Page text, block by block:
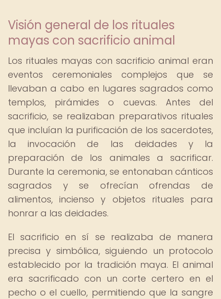
Visión general de los rituales
mayas con sacrificio animal
Los rituales mayas con sacrificio animal eran
eventos ceremoniales complejos que se
llevaban a cabo en lugares sagrados como
templos, pirámides o cuevas. Antes del
sacrificio, se realizaban preparativos rituales
que incluían la purificación de los sacerdotes,
la invocación de las deidades y la
preparación de los animales a sacrificar.
Durante la ceremonia, se entonaban cánticos
sagrados y se ofrecían ofrendas de
alimentos, incienso y objetos rituales para
honrar a las deidades.
El sacrificio en sí se realizaba de manera
precisa y simbólica, siguiendo un protocolo
establecido por la tradición maya. El animal
era sacrificado con un corte certero en el
pecho o el cuello, permitiendo que la sangre